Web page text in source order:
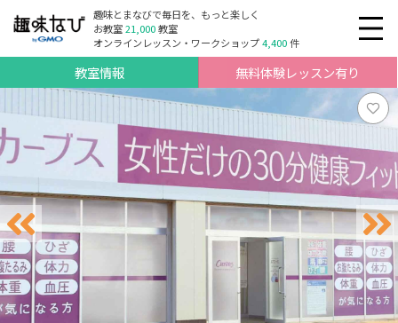
趣味とまなびで毎日を、もっと楽しく
お教室21,000教室
オンラインレッスン・ワークショップ4,400件
教室情報 無料体験レッスン有り